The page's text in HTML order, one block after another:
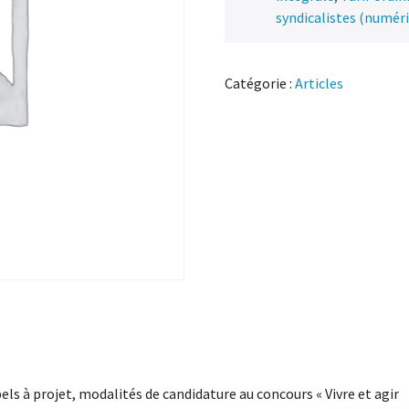
syndicalistes
Catégorie :Articles
à projet, modalités de candidature au concours « Vivre et agir